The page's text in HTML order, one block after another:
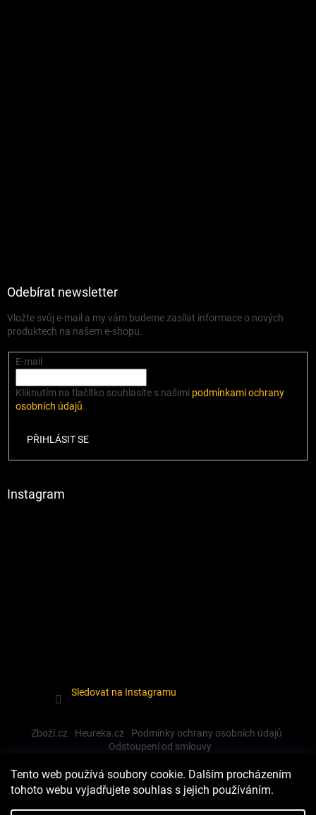
Tento web používá soubory cookie. Dalším procházením
tohoto webu vyjadřujete souhlas s jejich používáním.
Odebírat newsletter
Vložte svůj e-mail a my vám budeme zasílat informace o nových
produktech na našem e-shopu.
E-mail
Kliknutím na tlačítko souhlasíte s našimi podmínkami ochrany
osobních údajů.
PŘIHLÁSIT SE
Instagram
Sledovat na Instagramu
Zboží.cz Heureka.cz
Podmínky ochrany osobních údajů
Odstoupení od smlouvy